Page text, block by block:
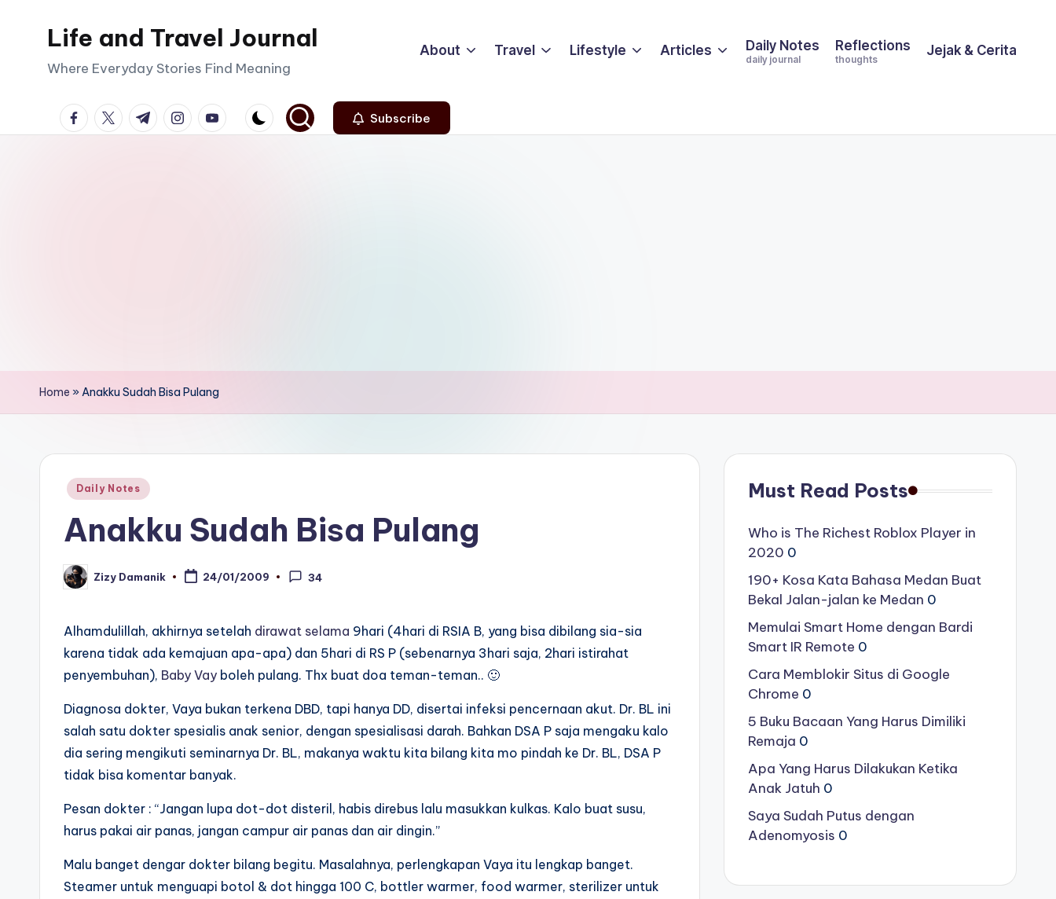
Life and Travel Journal
Where Everyday Stories Find Meaning
About Travel Lifestyle Articles Daily Notes
daily journal
Reflections
thoughts
Jejak & Cerita
facebook.com
twitter.com
t.me instagram.com
youtube.com Subscribe
Home »Anakku Sudah Bisa Pulang
Posted
Daily Notes
Anakku Sudah Bisa Pulang
Posted
by
Zizy Damanik 24/01/2009 34
Alhamdulillah, akhirnya setelah dirawat selama 9hari (4hari di RSIA B, yang bisa dibilang sia-sia
karena tidak ada kemajuan apa-apa) dan 5hari di RS P (sebenarnya 3hari saja, 2hari istirahat
penyembuhan), Baby Vay boleh pulang. Thx buat doa teman-teman.. 🙂
Diagnosa dokter, Vaya bukan terkena DBD, tapi hanya DD, disertai infeksi pencernaan akut. Dr. BL ini
salah satu dokter spesialis anak senior, dengan spesialisasi darah. Bahkan DSA P saja mengaku kalo
dia sering mengikuti seminarnya Dr. BL, makanya waktu kita bilang kita mo pindah ke Dr. BL, DSA P
tidak bisa komentar banyak.
Pesan dokter : “Jangan lupa dot-dot disteril, habis direbus lalu masukkan kulkas. Kalo buat susu,
harus pakai air panas, jangan campur air panas dan air dingin.”
Malu banget dengar dokter bilang begitu. Masalahnya, perlengkapan Vaya itu lengkap banget.
Steamer untuk menguapi botol & dot hingga 100 C, bottler warmer, food warmer, sterilizer untuk
Must Read Posts
Who is The Richest Roblox Player in
2020 0
190+ Kosa Kata Bahasa Medan Buat
Bekal Jalan-jalan ke Medan 0
Memulai Smart Home dengan Bardi
Smart IR Remote 0
Cara Memblokir Situs di Google
Chrome 0
5 Buku Bacaan Yang Harus Dimiliki
Remaja 0
Apa Yang Harus Dilakukan Ketika
Anak Jatuh 0
Saya Sudah Putus dengan
Adenomyosis 0